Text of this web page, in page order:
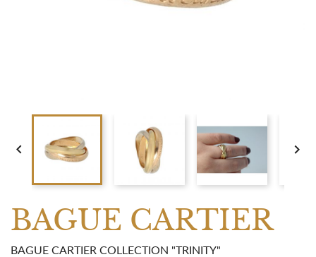
 
BAGUE CARTIER
BAGUE CARTIER COLLECTION "TRINITY"